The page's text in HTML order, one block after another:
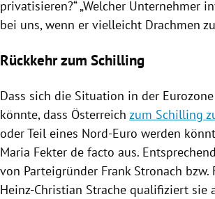
privatisieren?“ „Welcher Unternehmer
bei uns, wenn er vielleicht Drachmen
Rückkehr zum Schilling
Dass sich die Situation in der Eurozone
könnte, dass Österreich zum Schilling
oder Teil eines Nord-Euro werden
Maria Fekter de facto aus.
von Parteigründer Frank Stronach bzw.
Heinz-Christian Strache qualifiziert sie